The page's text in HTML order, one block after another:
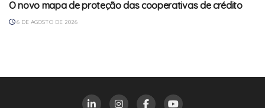
O novo mapa de proteção das cooperativas de crédito
6 DE AGOSTO DE 2026